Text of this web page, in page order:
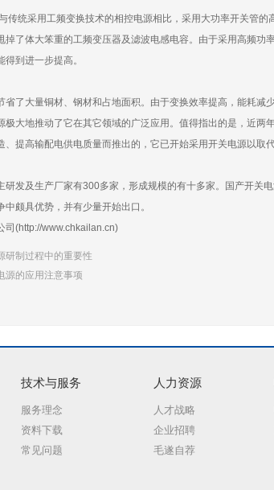
传统采用工频变换技术的相控电源相比，采用大功率开关管
掉了体大笨重的工频变压器及滤波电感电容。由于采用高频
得到进一步提高。
省了大量铜材、钢材和占地面积。由于变换效率提高，能耗
极大地推动了它在其它领域的广泛应用。值得指出的是，近
、提高输配电供电质量而推出的，它已开始采用开关电源以取
研发及生产厂家有300多家，形成规模的有十多家。国产开关
颇具优势，并有少量开始出口。
司(http://www.chkailan.cn)
研制过程中的重要性
源的应用注意事项
技术与服务
服务理念
资料下载
常见问题
人力资源
人才战略
企业招聘
毛遂自荐